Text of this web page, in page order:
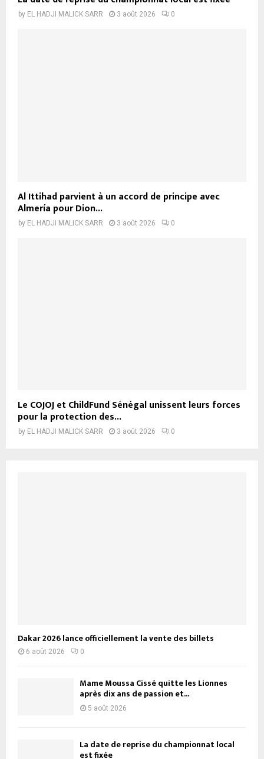
by EL HADJI MALICK SARR 3 août 2026 0
Al Ittihad parvient à un accord de principe avec
Almería pour Dion...
by EL HADJI MALICK SARR 3 août 2026 0
Le COJOJ et ChildFund Sénégal unissent leurs forces
pour la protection des...
by EL HADJI MALICK SARR 3 août 2026 0
Dakar 2026 lance officiellement la vente des billets
6 août 2026 0
Mame Moussa Cissé quitte les Lionnes
après dix ans de passion et...
5 août 2026
La date de reprise du championnat local
est fixée